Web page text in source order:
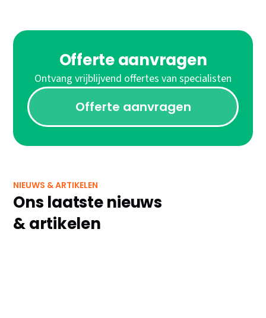
Offerte aanvragen
Ontvang vrijblijvend offertes van specialisten
Offerte aanvragen
NIEUWS & ARTIKELEN
Ons laatste nieuws
& artikelen